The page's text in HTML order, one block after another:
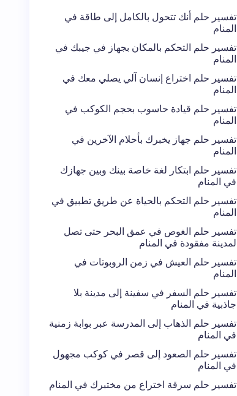
تفسير حلم أنك تتحول بالكامل إلى طاقة في
المنام
تفسير حلم التحكم بالمكان بجهاز في جيبك في
المنام
تفسير حلم اختراع إنسان آلي يصلي معك في
المنام
تفسير حلم قيادة حاسوب بحجم الكوكب في
المنام
تفسير حلم جهاز يخبرك بأحلام الآخرين في
المنام
تفسير حلم ابتكار لغة خاصة بينك وبين جهازك
في المنام
تفسير حلم التحكم بالحياة عن طريق تطبيق في
المنام
تفسير حلم الغوص في عمق البحر حتى تصل
لمدينة مفقودة في المنام
تفسير حلم العيش في زمن الروبوتات في
المنام
تفسير حلم السفر في سفينة إلى مدينة بلا
جاذبية في المنام
تفسير حلم الذهاب إلى المدرسة عبر بوابة زمنية
في المنام
تفسير حلم الصعود إلى قصر في كوكب مجهول
في المنام
تفسير حلم سرقة اختراع من مختبرك في المنام